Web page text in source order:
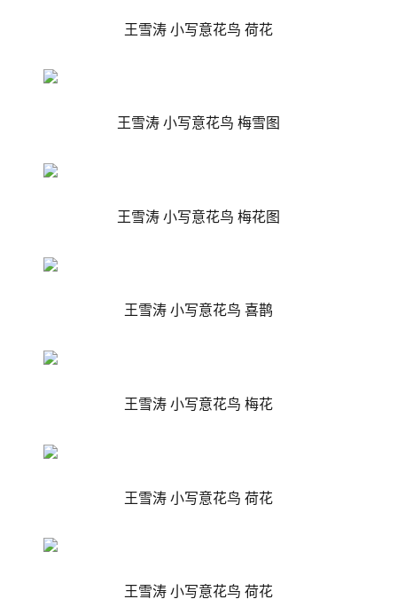
王雪涛 小写意花鸟 荷花
王雪涛 小写意花鸟 梅雪图
王雪涛 小写意花鸟 梅花图
王雪涛 小写意花鸟 喜鹊
王雪涛 小写意花鸟 梅花
王雪涛 小写意花鸟 荷花
王雪涛 小写意花鸟 荷花